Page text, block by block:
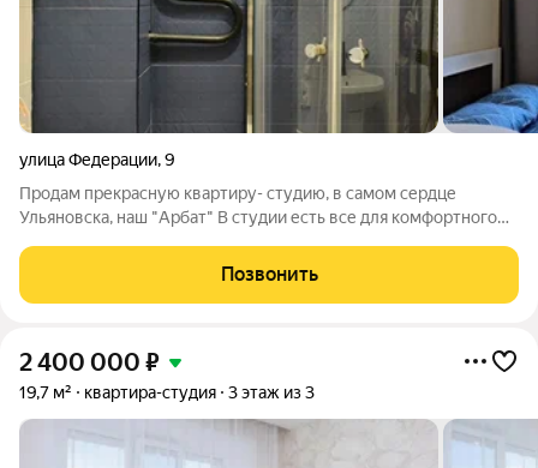
улица Федерации,9
Продам прекрасную квартиру- студию, в самом сердце
Ульяновска, наш "Арбат" В студии есть все для комфортного
доступности. Множество кафе и ресторанов на любой вкус.
Студия расположена в
Позвонить
2 400 000 ₽
19,7 м² квартира-студия 3 этаж из 3